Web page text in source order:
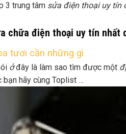
3 trung tâm sửa điện thoại uy tín
chữa điện thoại uy tín nhất
tươi cần những gì
ởđây là làm sao tìm được một
bạn hãy cùng Toplist …